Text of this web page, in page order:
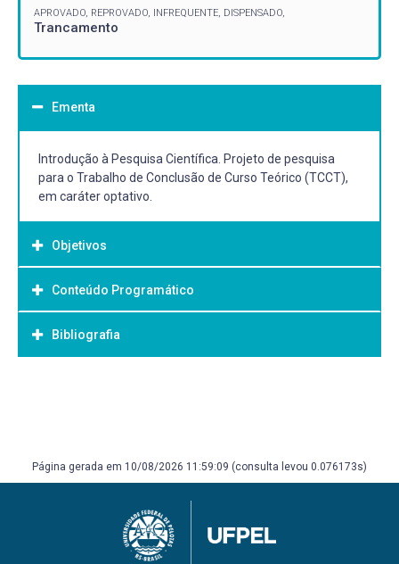
APROVADO, REPROVADO, INFREQUENTE, DISPENSADO,
Trancamento
Ementa
Introdução à Pesquisa Científica. Projeto de pesquisa
para o Trabalho de Conclusão de Curso Teórico (TCCT),
em caráter optativo.
Objetivos
Objetivo Geral:
Elaborar projeto de pesquisa para o Trabalho de
Conclusão de Curso Teórico (TCCT), em caráter optativo,
Conteúdo Programático
Bibliografia
exemplares) (BEF: 2 exemplares) FACHIN, Odília.
2006 210 p. ISBN 9788502055322. Número de chamada:
001.42 F139f 5.ed. (BCP: 5 exemplares). MACHADO, Anna
Raquel (Coord.). Planejar gêneros acadêmicos: escrita ci
Página gerada em 10/08/2026 11:59:09 (consulta levou 0.076173s)